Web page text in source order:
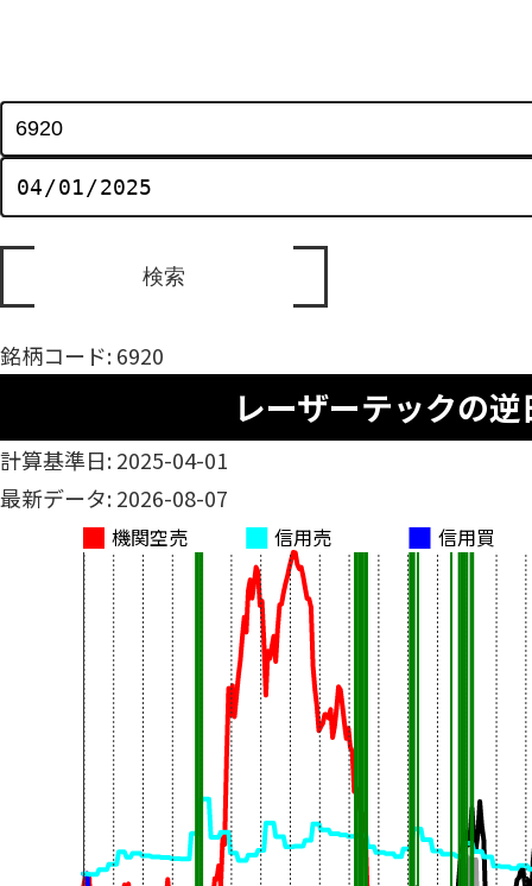
銘柄コード: 6920
レーザーテックの逆
計算基準日: 2025-04-01
最新データ: 2026-08-07
機関空売 信用売 信用買